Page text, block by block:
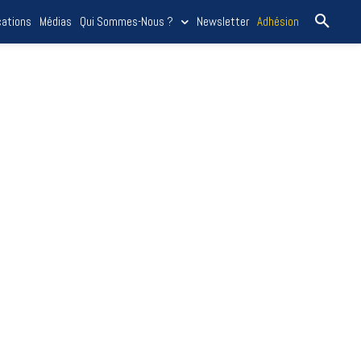
Médias Qui Sommes-Nous ? Newsletter Adhésion